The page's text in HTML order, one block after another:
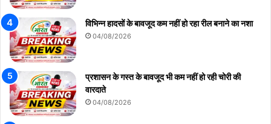
विभिन्न हादसों के बावजूद कम नहीं हो रहा रील बनाने का नशा
04/08/2026
प्रशासन के गस्त के बावजूद भी कम नहीं हो रही चोरी की
वारदाते
04/08/2026